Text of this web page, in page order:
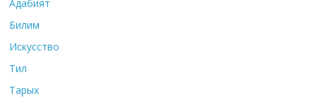
Адабият
Билим
Искусство
Тил
Тарых